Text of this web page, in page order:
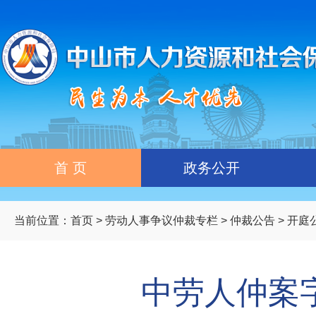
首 页 政务公开
当前位置： 首页 > 劳动人事争议仲裁专栏 > 仲裁公告 > 开庭
中劳人仲案